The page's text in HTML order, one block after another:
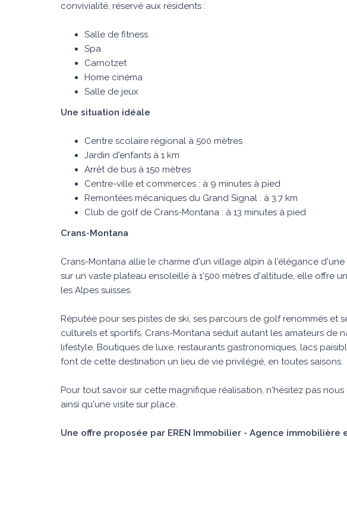
convivialité, réservé aux résidents :
Salle de fitness
Spa
Carnotzet
Home cinéma
Salle de jeux
Une situation idéale
Centre scolaire régional à 500 mètres
Jardin d'enfants à 1 km
Arrêt de bus à 150 mètres
Centre-ville et commerces : à 9 minutes à pied
Remontées mécaniques du Grand Signal : à 3.7 km
Club de golf de Crans-Montana : à 13 minutes à pied
Crans-Montana
Crans-Montana allie le charme d'un village alpin à l'élégance
sur un vaste plateau ensoleillé à 1'500 mètres d'altitude, elle offre
les Alpes suisses.
Réputée pour ses pistes de ski, ses parcours de golf renommés et
culturels et sportifs, Crans-Montana séduit autant les amateurs de
lifestyle. Boutiques de luxe, restaurants gastronomiques, lacs
font de cette destination un lieu de vie privilégié, en toutes saisons.
Pour tout savoir sur cette magnifique réalisation, n'hésitez pas
ainsi qu'une visite sur place.
Une offre proposée par EREN Immobilier - Agence immobilière